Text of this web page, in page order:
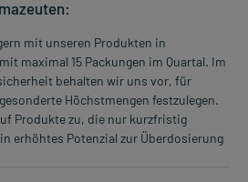
mit unseren Produkten in
maximal 15 Packungen im Quartal. Im
behalten wir uns vor, für
Höchstmengen festzulegen.
Produkte zu, die nur kurzfristig
erhöhtes Potenzial zur Überdosierung